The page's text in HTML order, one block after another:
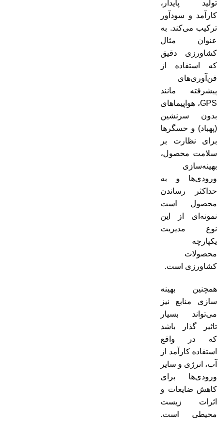
تولید پایدار،
کارآمد و سودآور
ترکیب می‌کند. به
عنوان مثال
کشاورزی دقیق
که استفاده از
فن‌آوری‌های
پیشرفته مانند
GPS، هواپیماهای
بدون سرنشین
(پهباد) و حسگرها
برای نظارت بر
سلامت محصول،
بهینه‌سازی
ورودی‌ها و به
حداکثر رساندن
محصول است
نمونه‌ای از این
نوع مدیریت
یکپارچه
محصولات
کشاورزی است.
همچنین بهینه
سازی منابع نیز
می‌تواند بسیار
تاثیر گذار باشد
که در واقع
استفاده کارآمد از
آب، انرژی و سایر
ورودی‌ها برای
کاهش ضایعات و
اثرات زیست
محیطی است.